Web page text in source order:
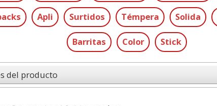
Apli Surtidos Témpera Solida
Barritas Color Stick
del producto